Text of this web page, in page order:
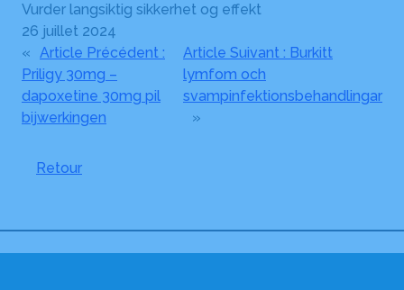
Vurder langsiktig sikkerhet og effekt
26 juillet 2024
« Article Précédent :
Priligy 30mg –
dapoxetine 30mg pil
bijwerkingen
Article Suivant : Burkitt
lymfom och
svampinfektionsbehandlingar
»
Retour